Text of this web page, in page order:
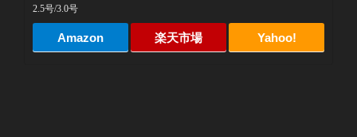
2.5号/3.0号
Amazon 楽天市場 Yahoo!